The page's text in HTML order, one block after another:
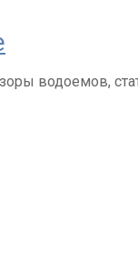
водоемов,